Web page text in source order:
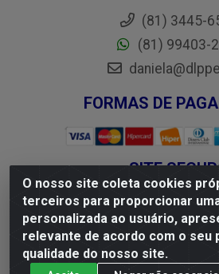
O nosso site coleta cookies
terceiros para proporcionar
personalizada ao usuário,
relevante de acordo com o seu
qualidade do nosso site.
(81) 3445-
(81) 99403-
FORMAS DE
SITE
SE BEBER, NÃO DIRIJA.
A VENDA DE BEBIDAS